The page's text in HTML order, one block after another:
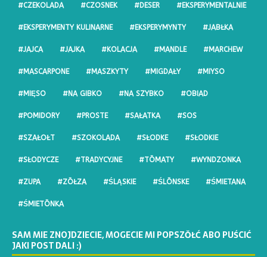
#CZEKOLADA #CZOSNEK #DESER #EKSPERYMENTALNIE
#EKSPERYMENTY KULINARNE #EKSPERYMYNTY #JABŁKA
#JAJCA #JAJKA #KOLACJA #MANDLE #MARCHEW
#MASCARPONE #MASZKYTY #MIGDAŁY #MIYSO
#MIĘSO #NA GIBKO #NA SZYBKO #OBIAD
#POMIDORY #PROSTE #SAŁATKA #SOS
#SZAŁOŁT #SZOKOLADA #SŁODKE #SŁODKIE
#SŁODYCZE #TRADYCYJNE #TŌMATY #WYNDZONKA
#ZUPA #ZŌŁZA #ŚLĄSKIE #ŚLŌNSKE #ŚMIETANA
#ŚMIETŌNKA
SAM MIE ZNOJDZIECIE, MOGECIE MI POPSZŎŁĆ ABO PUŚCIĆ
JAKI POST DALI :)